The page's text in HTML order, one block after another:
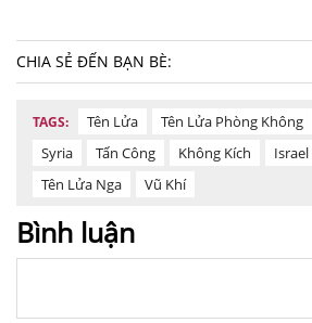
CHIA SẺ ĐẾN BẠN BÈ:
TAGS: Tên Lửa Tên Lửa Phòng Không
Syria
Tấn Công Không Kích
Israel
Tên Lửa Nga
Vũ Khí
Bình luận